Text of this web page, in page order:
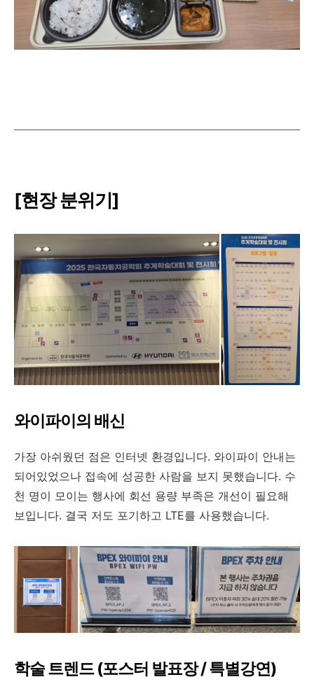
[현장 분위기]
와이파이의 배신
가장 아쉬웠던 점은 인터넷 환경입니다. 와이파이 안내는
되어있었으나 접속에 성공한 사람을 보지 못했습니다. 수
천 명이 모이는 행사에 회선 용량 부족은 개선이 필요해
보입니다. 결국 저도 포기하고 LTE를 사용했습니다.
학술 트렌드 (포스터 발표장 / 특별강연)